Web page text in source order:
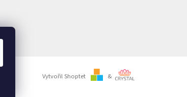
Vytvořil Shoptet &